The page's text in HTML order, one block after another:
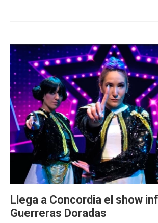
Llega a Concordia el show
Guerreras Doradas